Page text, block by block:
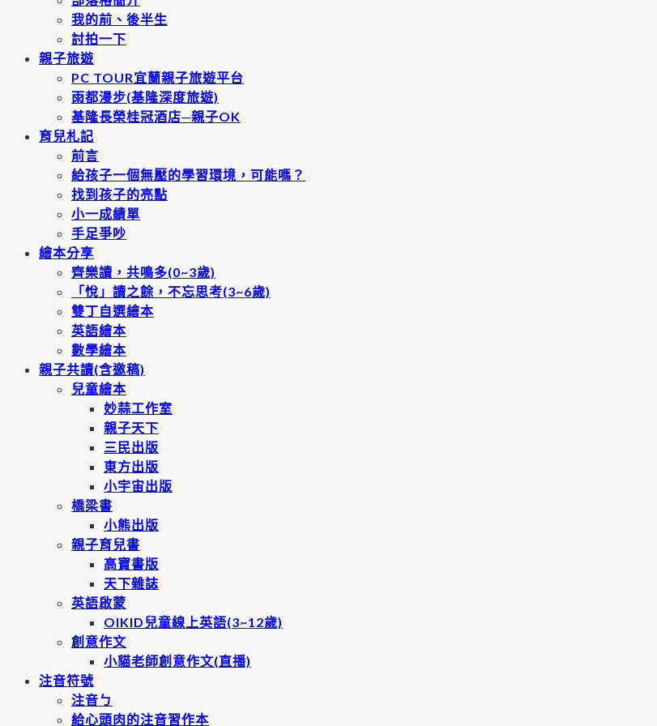
我的前、後半生
討拍一下
親子旅遊
PC TOUR宜蘭親子旅遊平台
雨都漫步(基隆深度旅遊)
基隆長榮桂冠酒店─親子OK
育兒札記
前言
給孩子一個無壓的學習環境，可能嗎？
找到孩子的亮點
小一成績單
手足爭吵
繪本分享
齊樂讀，共鳴多(0~3歲)
「悅」讀之餘，不忘思考(3~6歲)
雙丁自選繪本
英語繪本
數學繪本
親子共讀(含邀稿)
兒童繪本
妙蒜工作室
親子天下
三民出版
東方出版
小宇宙出版
橋梁書
小熊出版
親子育兒書
高寶書版
天下雜誌
英語啟蒙
OIKID兒童線上英語(3~12歲)
創意作文
小貓老師創意作文(直播)
注音符號
注音ㄅ
給心頭肉的注音習作本